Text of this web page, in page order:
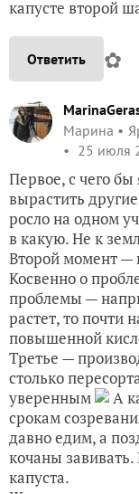
капусте второй
Ответить ✿
Марина
25 июля
Первое, с чего
вырастить
росло на одном
в какую. Не к
Второй момент —
Косвенно о
проблемы —
растет, то почти
повышенной
Третье —
столько
уверенным
А
срокам
давно едим, а
кочаны
капуста.